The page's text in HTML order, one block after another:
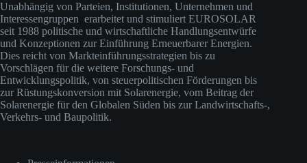
Unabhängig von Parteien, Institutionen, Unternehmen und
Interessengruppen erarbeitet und stimuliert EUROSOLAR
seit 1988 politische und wirtschaftliche Handlungsentwürfe
und Konzeptionen zur Einführung Erneuerbarer Energien.
Dies reicht von Markteinführungsstrategien bis zu
Vorschlägen für die weitere Forschungs- und
Entwicklungspolitik, von steuerpolitischen Förderungen bis
zur Rüstungskonversion mit Solarenergie, vom Beitrag der
Solarenergie für den Globalen Süden bis zur Landwirtschafts-,
Verkehrs- und Baupolitik.